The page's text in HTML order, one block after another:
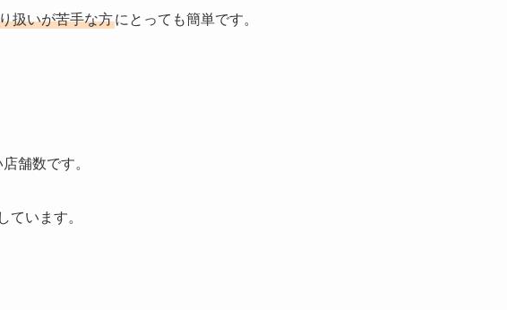
扱いが苦手な方にとっても簡単です。
舗数です。
ています。